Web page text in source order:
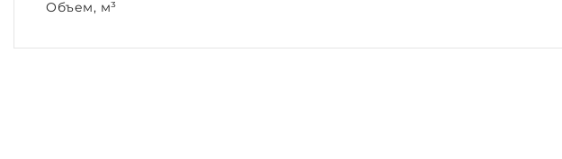
Объем, м³